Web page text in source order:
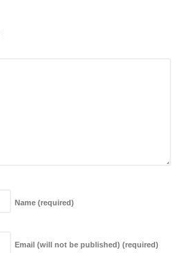
Name (required)
Email (will not be published) (required)